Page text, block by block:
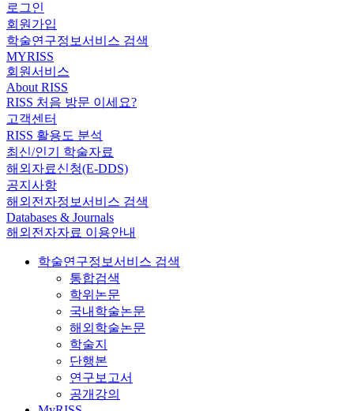
로그인
회원가입
학술연구정보서비스 검색
MYRISS
회원서비스
About RISS
RISS 처음 방문 이세요?
고객센터
RISS 활용도 분석
최신/인기 학술자료
해외자료신청(E-DDS)
공지사항
해외전자정보서비스 검색
Databases & Journals
해외전자자료 이용안내
학술연구정보서비스 검색
통합검색
학위논문
국내학술논문
해외학술논문
학술지
단행본
연구보고서
공개강의